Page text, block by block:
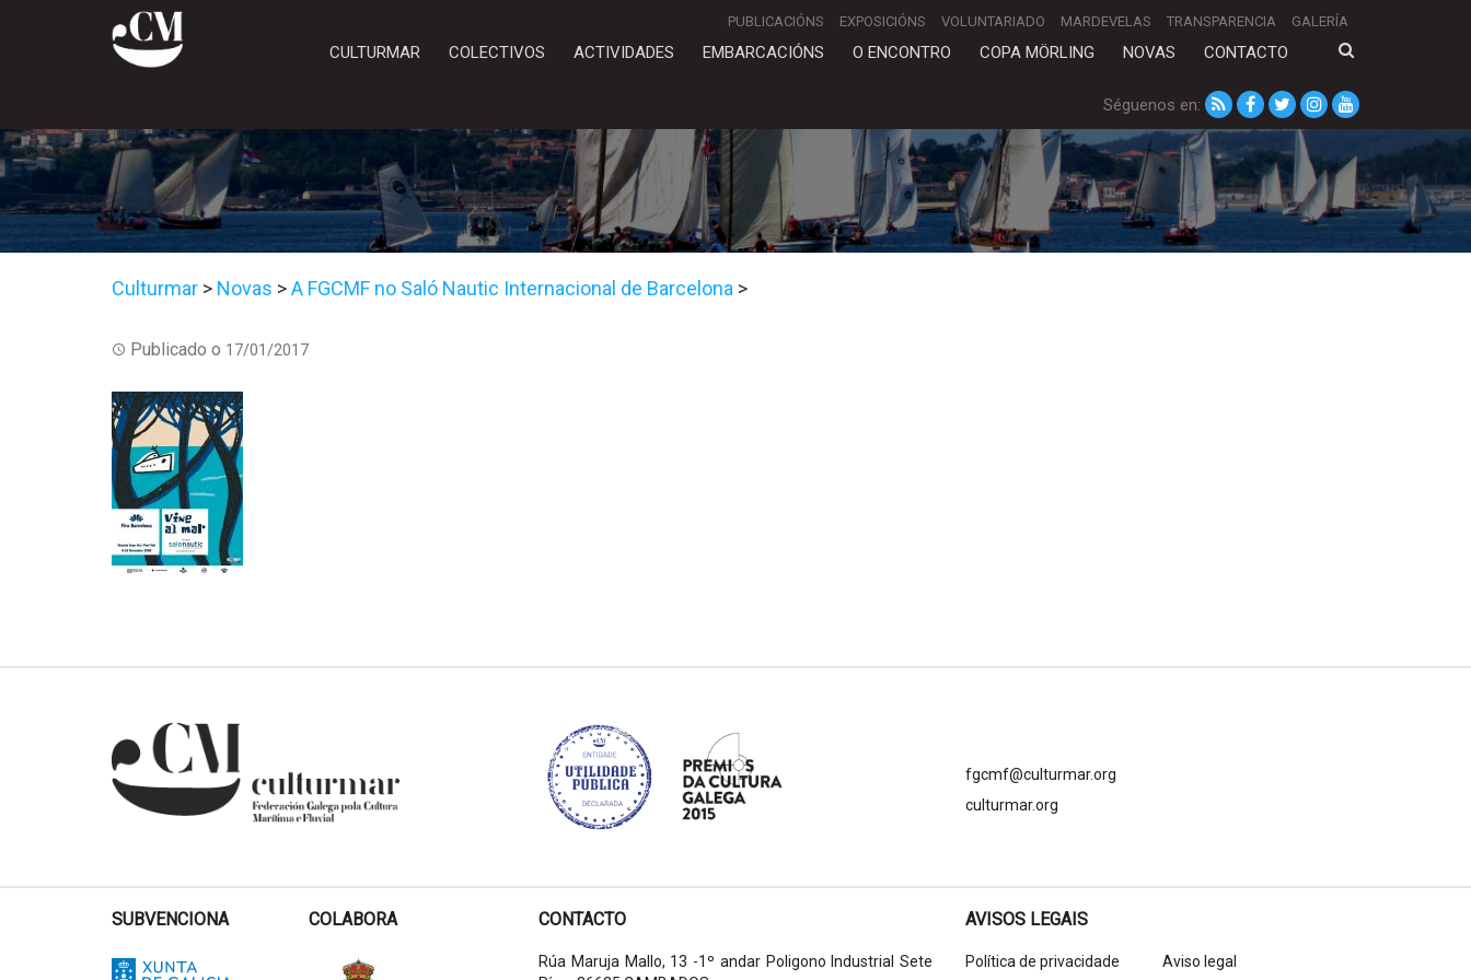
PUBLICACIÓNS EXPOSICIÓNS VOLUNTARIADO MARDEVELAS TRANSPARENCIA GALERÍA
CULTURMAR COLECTIVOS ACTIVIDADES EMBARCACIÓNS O ENCONTRO COPA MÖRLING NOVAS CONTACTO
Séguenos en:
Culturmar > Novas >A FGCMF no Saló Nautic Internacional de Barcelona >
Publicado o 17/01/2017
fgcmf@culturmar.org
culturmar.org
SUBVENCIONA COLABORA CONTACTO
Rúa Maruja Mallo, 13 -1º andar Poligono Industrial Sete
AVISOS LEGAIS
Política de privacidade Aviso legal